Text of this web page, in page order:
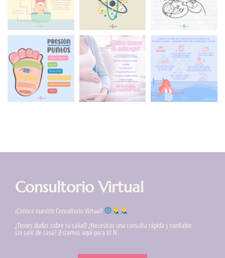
Consultorio Virtual
¡Conoce nuestro Consultorio Virtual!
¿Tienes dudas sobre tu salud? ¿Necesitas una consulta rápida y confiable
sin salir de casa? ¡Estamos aquí para ti! N